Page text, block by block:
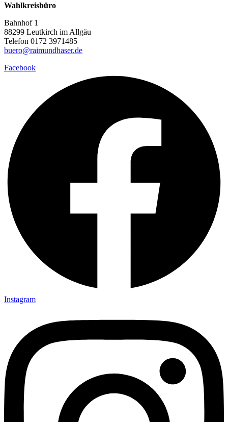
Wahlkreisbüro
Bahnhof 1
88299 Leutkirch im Allgäu
Telefon 0172 3971485
buero@raimundhaser.de
Facebook
Instagram